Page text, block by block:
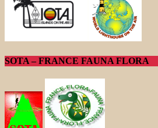
SOTA – FRANCE FAUNA FLORA